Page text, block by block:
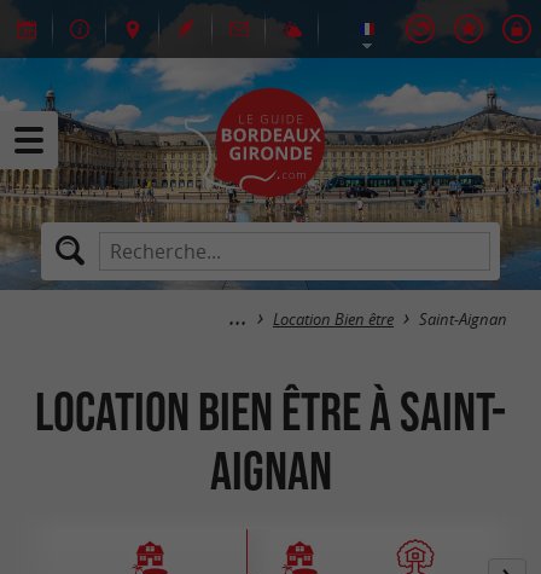
Location Bien être Saint-Aignan
Location Bien être à Saint-
Aignan